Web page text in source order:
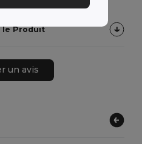
le Produit
un avis